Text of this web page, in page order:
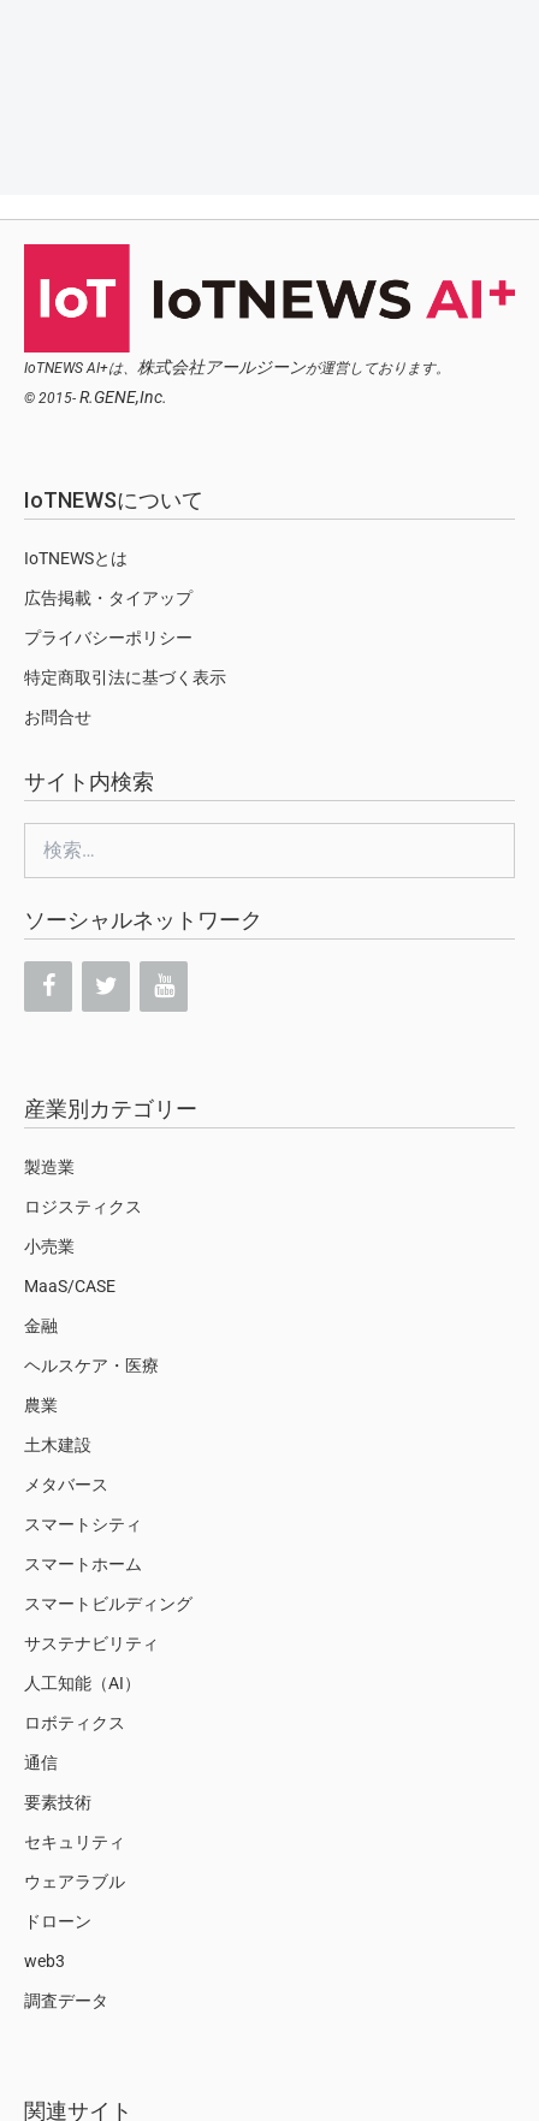
IoTNEWS AI+は、 株式会社アールジーンが運営しております。
© 2015- R.GENE,Inc.
IoTNEWSについて
IoTNEWSとは
広告掲載・タイアップ
プライバシーポリシー
特定商取引法に基づく表示
お問合せ
サイト内検索
索:
ソーシャルネットワーク
産業別カテゴリー
製造業
ロジスティクス
小売業
MaaS/CASE
金融
ヘルスケア・医療
農業
土木建設
メタバース
スマートシティ
スマートホーム
スマートビルディング
サステナビリティ
人工知能（AI）
ロボティクス
通信
要素技術
セキュリティ
ウェアラブル
ドローン
web3
調査データ
関連サイト